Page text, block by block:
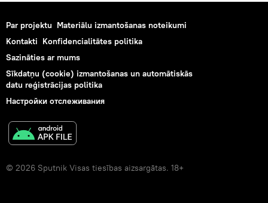
Par projektu Materiālu izmantošanas noteikumi
Kontakti Konfidencialitātes politika
Sazināties ar mums
Sīkdatņu (cookie) izmantošanas un automātiskās
datu reģistrācijas politika
Настройки отслеживания
© 2026 Sputnik Visas tiesības aizsargātas. 18+